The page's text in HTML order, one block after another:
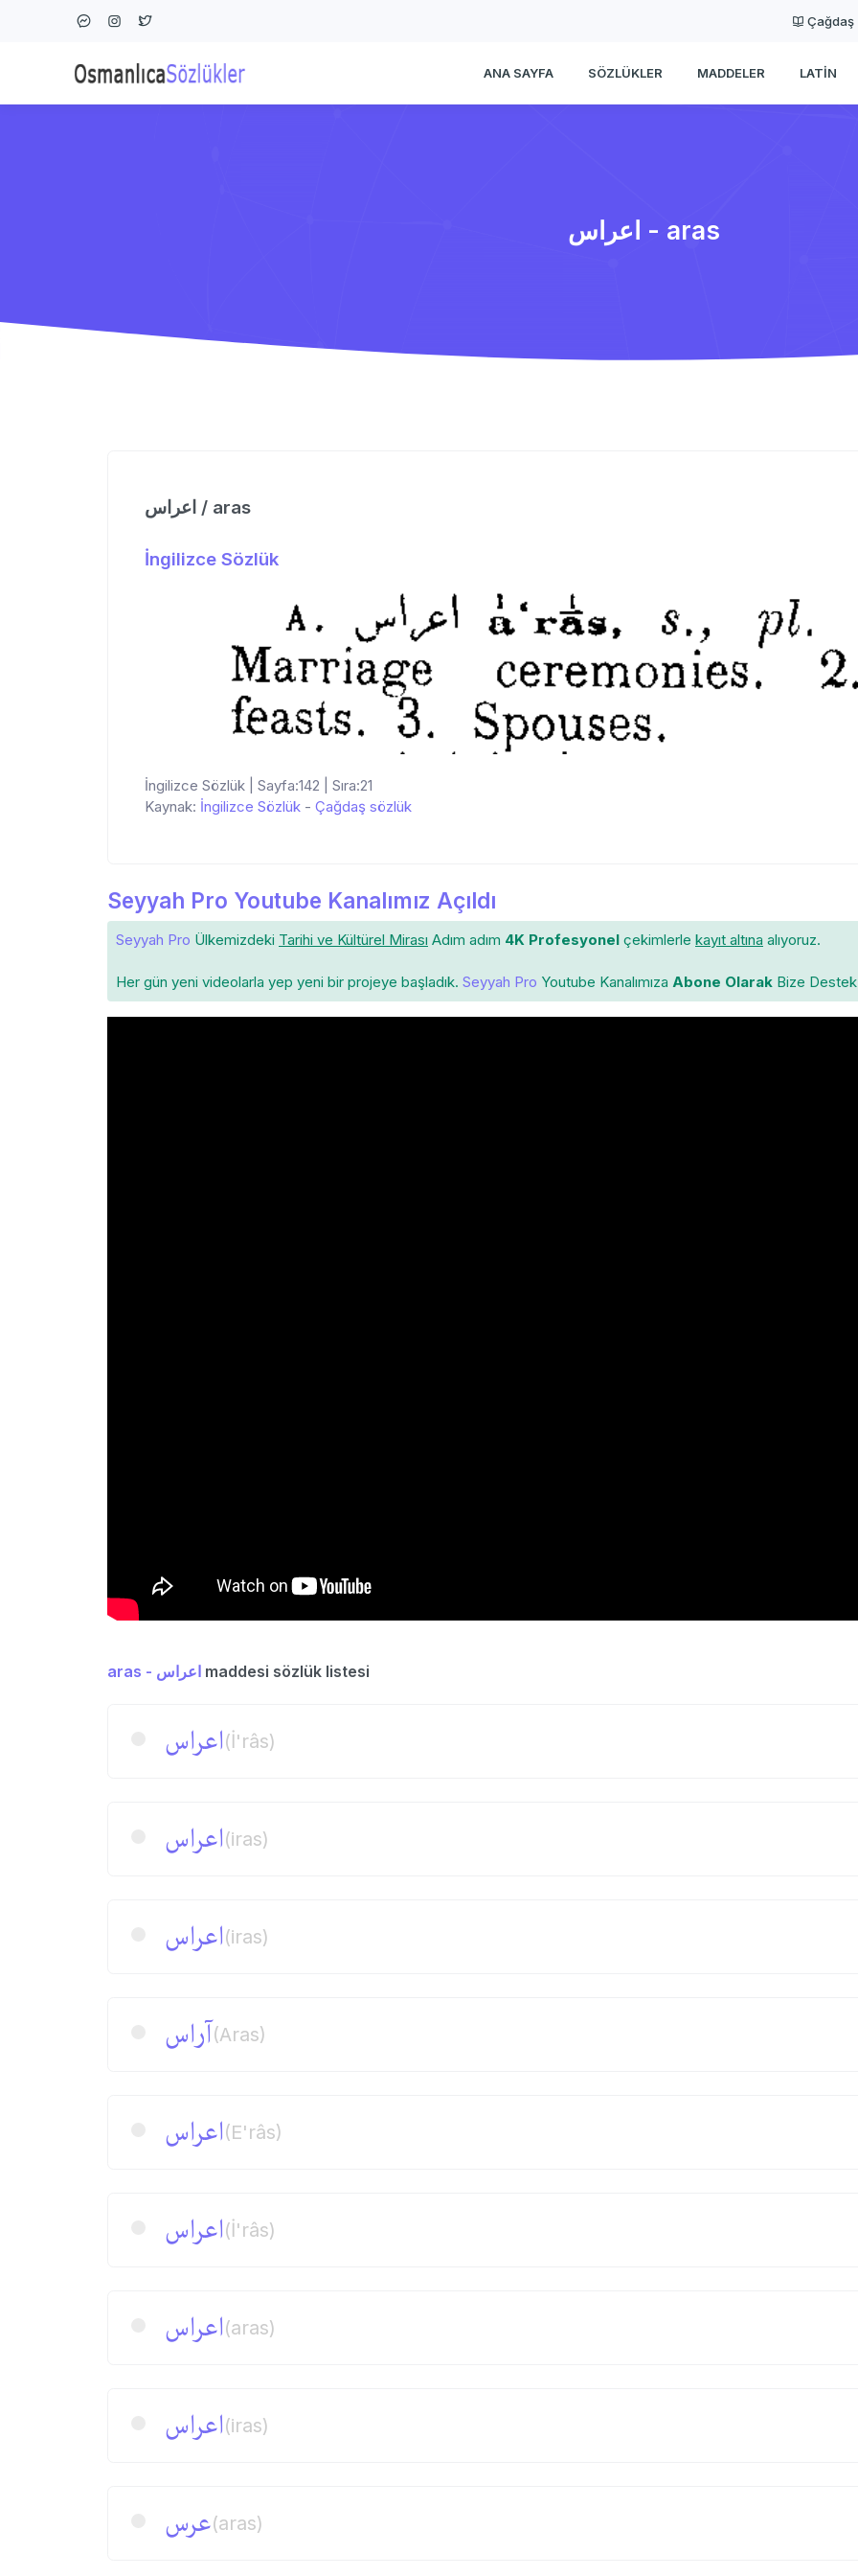
Çağdaş
ANA SAYFA SÖZLÜKLER MADDELER LATIN
اعراس - aras
اعراس / aras
İngilizce Sözlük
İngilizce Sözlük | Sayfa:142 | Sıra:21
Kaynak: İngilizce Sözlük - Çağdaş sözlük
Seyyah Pro Youtube Kanalımız Açıldı
Seyyah Pro Ülkemizdeki Tarihi ve Kültürel Mirası Adım adım 4K Profesyonel çekimlerle kayıt altına alıyoruz.
Her gün yeni videolarla yep yeni bir projeye başladık. Seyyah Pro Youtube Kanalımıza Abone Olarak Bize Destek
aras - اعراس maddesi sözlük listesi
اعراس(İ'râs)
اعراس(iras)
اعراس(iras)
آراس(Aras)
اعراس(E'râs)
اعراس(İ'râs)
اعراس(aras)
اعراس(iras)
عرس(aras)